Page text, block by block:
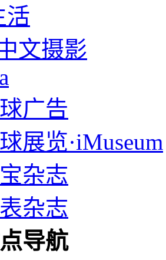
活
文摄影
广告
展览·iMuseum
杂志
杂志
导航